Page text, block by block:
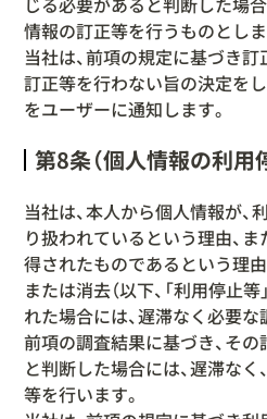
情報の訂正等を行うものとしま
当社は、前項の規定に基づき
訂正等を行わない旨の決定を
をユーザーに通知します。
第8条（個人情報の利用
当社は、本人から個人情報が
り扱われているという理由、
得されたものであるという理
または消去（以下、「利用停止
れた場合には、遅滞なく必要な
前項の調査結果に基づき、そ
と判断した場合には、遅滞な
等を行います。